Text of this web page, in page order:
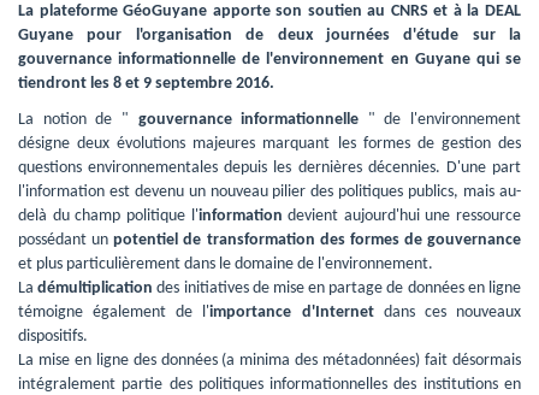
La plateforme GéoGuyane apporte son soutien au CNRS et à la DEAL
Guyane pour l'organisation de deux journées d'étude sur la
gouvernance informationnelle de l'environnement en Guyane qui se
tiendront les 8 et 9 septembre 2016.
La notion de " gouvernance informationnelle " de l'environnement
désigne deux évolutions majeures marquant les formes de gestion des
questions environnementales depuis les dernières décennies. D'une part
l'information est devenu un nouveau pilier des politiques publics, mais au-
delà du champ politique l'information devient aujourd'hui une ressource
possédant unpotentiel de transformation des formes de gouvernance
et plus particulièrement dans le domaine de l'environnement.
La démultiplicationdes initiatives de mise en partage de données en ligne
témoigne également de l'importance d'Internetdans ces nouveaux
dispositifs.
La mise en ligne des données (a minima des métadonnées) fait désormais
intégralement partie des politiques informationnelles des institutions en